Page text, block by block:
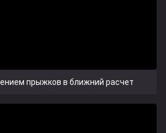
прыжков в ближний расчет